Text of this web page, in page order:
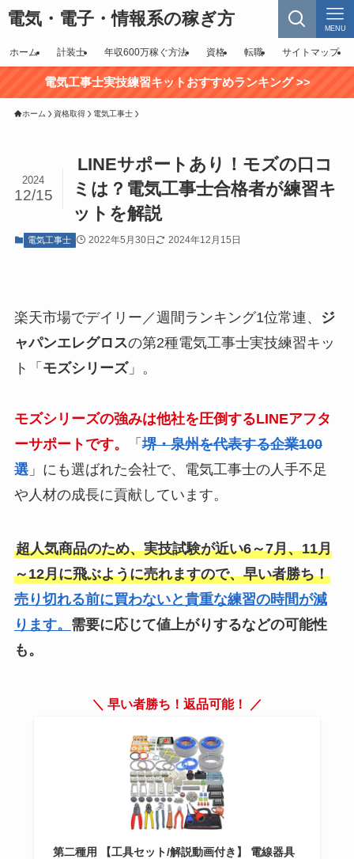
電気・電子・情報系の稼ぎ方 MENU
ホーム 計装士 年収600万稼ぐ方法 資格 転職 サイトマップ
電気工事士実技練習キットおすすめランキング >>
ホーム 資格取得 電気工事士
LINEサポートあり！モズの口コ
ミは？電気工事士合格者が練習キ
ットを解説
2024
12/15
電気工事士 2022年5月30日 2024年12月15日
楽天市場でデイリー／週間ランキング1位常連、
ジ
ャパンエレグロスの第2種電気工事士実技練習キッ
ト「 モズシリーズ」。
モズシリーズの強みは他社を圧倒するLINEアフタ
ーサポートです。
「堺・泉州を代表する企業100
選」にも選ばれた会社で、電気工事士の人手不足
や人材の成長に貢献しています。
超人気商品のため、実技試験が近い6～7月、11月
～12月に飛ぶように売れますので、早い者勝ち！
売り切れる前に買わないと貴重な練習の時間が減
ります。 需要に応じて値上がりするなどの可能性
も。
＼ 早い者勝ち！返品可能！ ／
第二種用 【工具セット/解説動画付き】 電線器具